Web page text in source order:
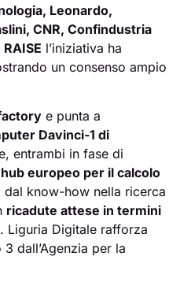
Leonardo,
CNR, Confindustria
l’iniziativa ha
un consenso ampio
e punta a
Davinci-1 di
entrambi in fase di
hub europeo per il calcolo
dal know-how nella ricerca
ricadute attese in termini
. Liguria Digitale rafforza
dall’Agenzia per la